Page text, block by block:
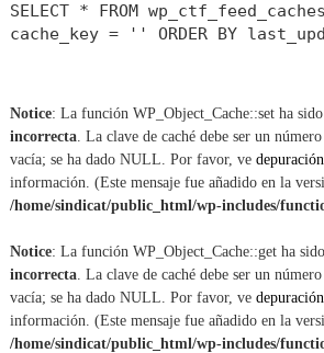
SELECT * FROM wp_ctf_feed_caches
cache_key = '' ORDER BY
Notice: La función WP_Object_Cache::set ha
incorrecta. La clave de caché debe ser un
vacía; se ha dado NULL. Por favor, ve
información. (Este mensaje fue añadido en la
/home/sindicat/public_html/wp-includes/
Notice: La función WP_Object_Cache::get ha
incorrecta. La clave de caché debe ser un
vacía; se ha dado NULL. Por favor, ve
información. (Este mensaje fue añadido en la
/home/sindicat/public_html/wp-includes/